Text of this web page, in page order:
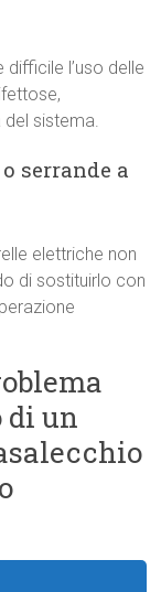
l’uso delle
del sistema.
serrande a
elettriche non
di sostituirlo con
di un